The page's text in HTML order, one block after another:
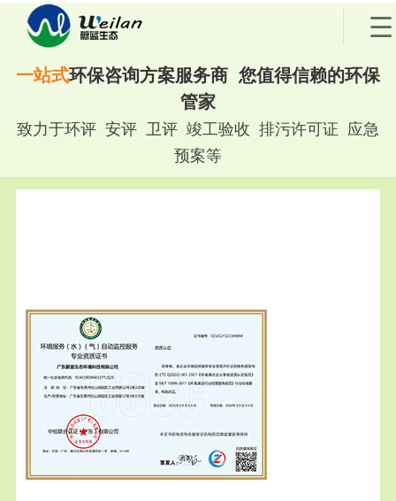
一站式环保咨询方案服务商 您值得信赖的环保
管家
致力于环评 安评 卫评 竣工验收 排污许可证 应急
预案等